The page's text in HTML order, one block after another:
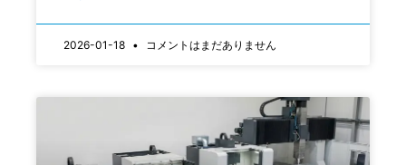
2026-01-18 コメントはまだありません